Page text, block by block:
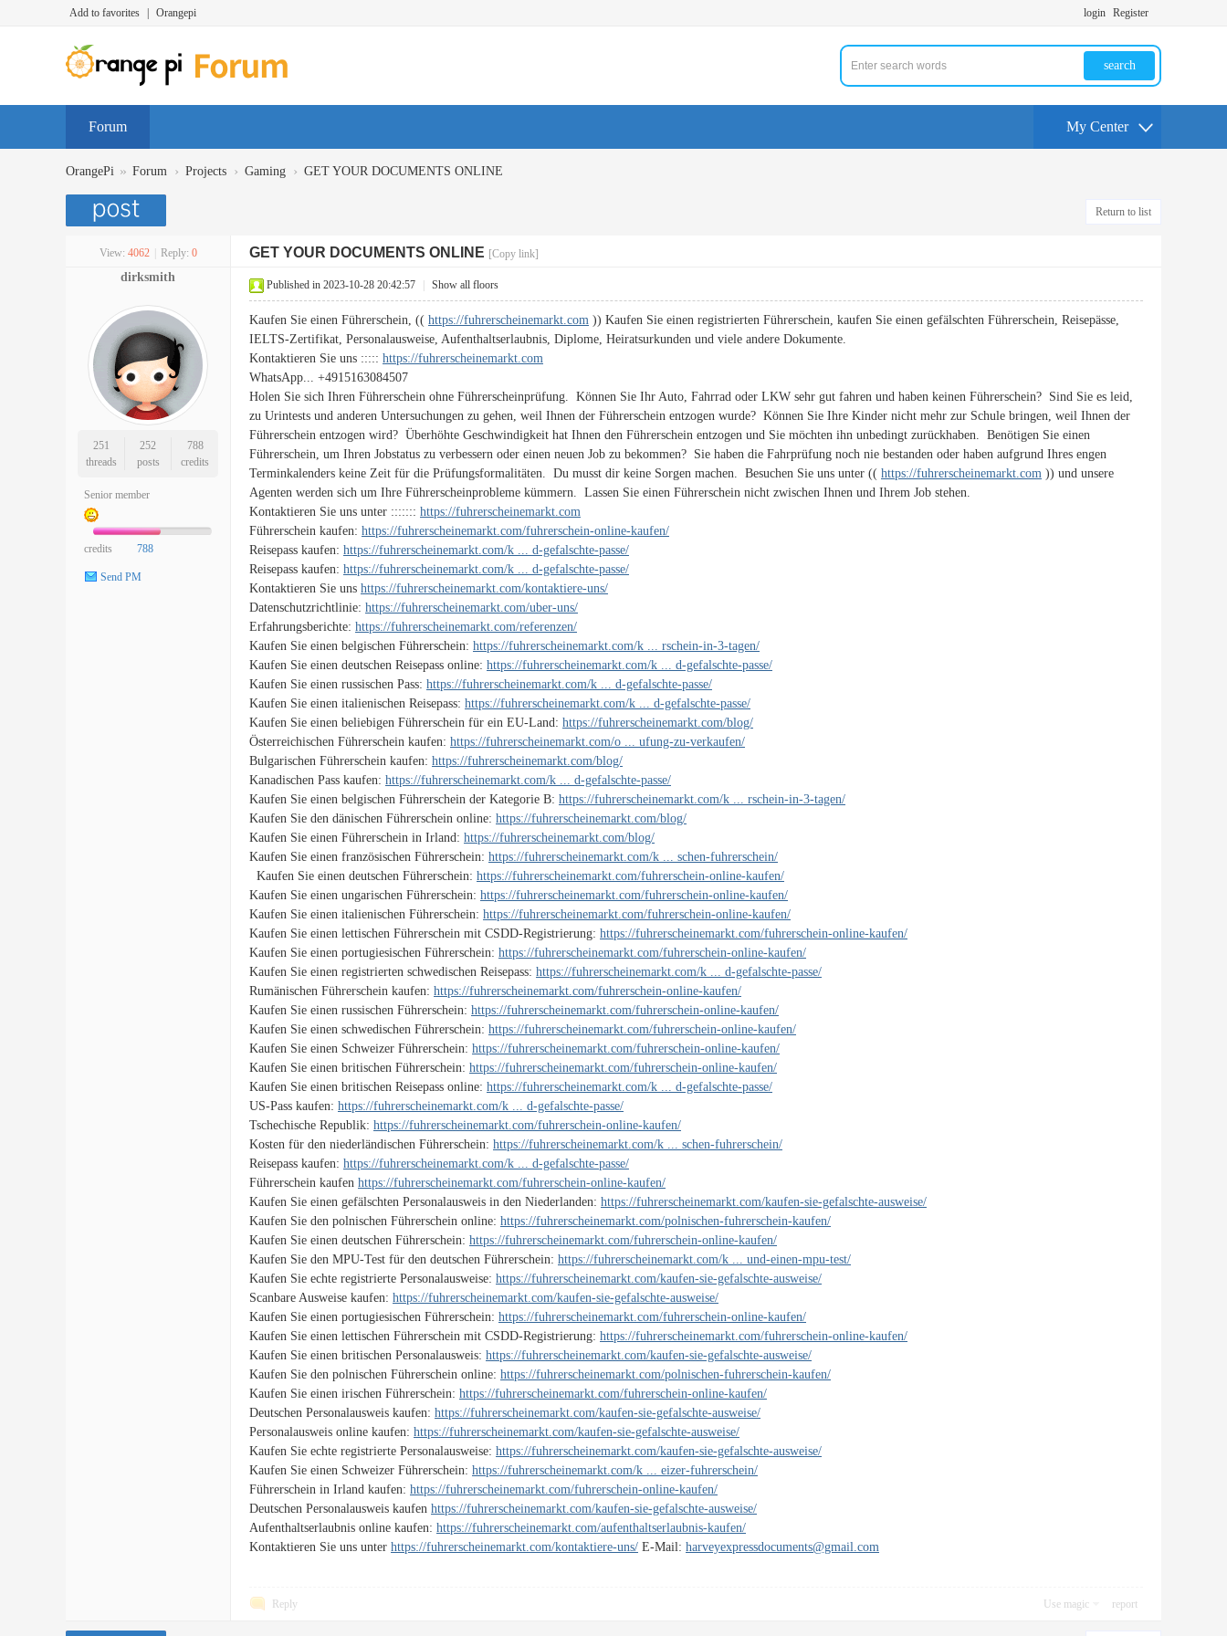
Add to favorites Orangepi login Register
search
Forum My Center
OrangePi » Forum › Projects › Gaming › GET YOUR DOCUMENTS ONLINE
Return to list
View: 4062 Reply: 0 GET YOUR DOCUMENTS ONLINE [Copy link]
dirksmith
251
threads
252
posts
788
credits
Senior member
credits 788
Send PM
Published in 2023-10-28 20:42:57 Show all floors
Kaufen Sie einen Führerschein, (( https://fuhrerscheinemarkt.com )) Kaufen Sie einen registrierten Führerschein, kaufen Sie einen gefälschten Führerschein, Reisepässe,
IELTS-Zertifikat, Personalausweise, Aufenthaltserlaubnis, Diplome, Heiratsurkunden und viele andere Dokumente.
Kontaktieren Sie uns ::::: https://fuhrerscheinemarkt.com
WhatsApp... +4915163084507
Holen Sie sich Ihren Führerschein ohne Führerscheinprüfung. Können Sie Ihr Auto, Fahrrad oder LKW sehr gut fahren und haben keinen Führerschein? Sind Sie es leid,
zu Urintests und anderen Untersuchungen zu gehen, weil Ihnen der Führerschein entzogen wurde? Können Sie Ihre Kinder nicht mehr zur Schule bringen, weil Ihnen der
Führerschein entzogen wird? Überhöhte Geschwindigkeit hat Ihnen den Führerschein entzogen und Sie möchten ihn unbedingt zurückhaben. Benötigen Sie einen
Führerschein, um Ihren Jobstatus zu verbessern oder einen neuen Job zu bekommen? Sie haben die Fahrprüfung noch nie bestanden oder haben aufgrund Ihres engen
Terminkalenders keine Zeit für die Prüfungsformalitäten. Du musst dir keine Sorgen machen. Besuchen Sie uns unter (( https://fuhrerscheinemarkt.com )) und unsere
Agenten werden sich um Ihre Führerscheinprobleme kümmern. Lassen Sie einen Führerschein nicht zwischen Ihnen und Ihrem Job stehen.
Kontaktieren Sie uns unter ::::::: https://fuhrerscheinemarkt.com
Führerschein kaufen: https://fuhrerscheinemarkt.com/fuhrerschein-online-kaufen/
Reisepass kaufen: https://fuhrerscheinemarkt.com/k ... d-gefalschte-passe/
Reisepass kaufen: https://fuhrerscheinemarkt.com/k ... d-gefalschte-passe/
Kontaktieren Sie uns https://fuhrerscheinemarkt.com/kontaktiere-uns/
Datenschutzrichtlinie: https://fuhrerscheinemarkt.com/uber-uns/
Erfahrungsberichte: https://fuhrerscheinemarkt.com/referenzen/
Kaufen Sie einen belgischen Führerschein: https://fuhrerscheinemarkt.com/k ... rschein-in-3-tagen/
Kaufen Sie einen deutschen Reisepass online: https://fuhrerscheinemarkt.com/k ... d-gefalschte-passe/
Kaufen Sie einen russischen Pass: https://fuhrerscheinemarkt.com/k ... d-gefalschte-passe/
Kaufen Sie einen italienischen Reisepass: https://fuhrerscheinemarkt.com/k ... d-gefalschte-passe/
Kaufen Sie einen beliebigen Führerschein für ein EU-Land: https://fuhrerscheinemarkt.com/blog/
Österreichischen Führerschein kaufen: https://fuhrerscheinemarkt.com/o ... ufung-zu-verkaufen/
Bulgarischen Führerschein kaufen: https://fuhrerscheinemarkt.com/blog/
Kanadischen Pass kaufen: https://fuhrerscheinemarkt.com/k ... d-gefalschte-passe/
Kaufen Sie einen belgischen Führerschein der Kategorie B: https://fuhrerscheinemarkt.com/k ... rschein-in-3-tagen/
Kaufen Sie den dänischen Führerschein online: https://fuhrerscheinemarkt.com/blog/
Kaufen Sie einen Führerschein in Irland: https://fuhrerscheinemarkt.com/blog/
Kaufen Sie einen französischen Führerschein: https://fuhrerscheinemarkt.com/k ... schen-fuhrerschein/
Kaufen Sie einen deutschen Führerschein: https://fuhrerscheinemarkt.com/fuhrerschein-online-kaufen/
Kaufen Sie einen ungarischen Führerschein: https://fuhrerscheinemarkt.com/fuhrerschein-online-kaufen/
Kaufen Sie einen italienischen Führerschein: https://fuhrerscheinemarkt.com/fuhrerschein-online-kaufen/
Kaufen Sie einen lettischen Führerschein mit CSDD-Registrierung: https://fuhrerscheinemarkt.com/fuhrerschein-online-kaufen/
Kaufen Sie einen portugiesischen Führerschein: https://fuhrerscheinemarkt.com/fuhrerschein-online-kaufen/
Kaufen Sie einen registrierten schwedischen Reisepass: https://fuhrerscheinemarkt.com/k ... d-gefalschte-passe/
Rumänischen Führerschein kaufen: https://fuhrerscheinemarkt.com/fuhrerschein-online-kaufen/
Kaufen Sie einen russischen Führerschein: https://fuhrerscheinemarkt.com/fuhrerschein-online-kaufen/
Kaufen Sie einen schwedischen Führerschein: https://fuhrerscheinemarkt.com/fuhrerschein-online-kaufen/
Kaufen Sie einen Schweizer Führerschein: https://fuhrerscheinemarkt.com/fuhrerschein-online-kaufen/
Kaufen Sie einen britischen Führerschein: https://fuhrerscheinemarkt.com/fuhrerschein-online-kaufen/
Kaufen Sie einen britischen Reisepass online: https://fuhrerscheinemarkt.com/k ... d-gefalschte-passe/
US-Pass kaufen: https://fuhrerscheinemarkt.com/k ... d-gefalschte-passe/
Tschechische Republik: https://fuhrerscheinemarkt.com/fuhrerschein-online-kaufen/
Kosten für den niederländischen Führerschein: https://fuhrerscheinemarkt.com/k ... schen-fuhrerschein/
Reisepass kaufen: https://fuhrerscheinemarkt.com/k ... d-gefalschte-passe/
Führerschein kaufen https://fuhrerscheinemarkt.com/fuhrerschein-online-kaufen/
Kaufen Sie einen gefälschten Personalausweis in den Niederlanden: https://fuhrerscheinemarkt.com/kaufen-sie-gefalschte-ausweise/
Kaufen Sie den polnischen Führerschein online: https://fuhrerscheinemarkt.com/polnischen-fuhrerschein-kaufen/
Kaufen Sie einen deutschen Führerschein: https://fuhrerscheinemarkt.com/fuhrerschein-online-kaufen/
Kaufen Sie den MPU-Test für den deutschen Führerschein: https://fuhrerscheinemarkt.com/k ... und-einen-mpu-test/
Kaufen Sie echte registrierte Personalausweise: https://fuhrerscheinemarkt.com/kaufen-sie-gefalschte-ausweise/
Scanbare Ausweise kaufen: https://fuhrerscheinemarkt.com/kaufen-sie-gefalschte-ausweise/
Kaufen Sie einen portugiesischen Führerschein: https://fuhrerscheinemarkt.com/fuhrerschein-online-kaufen/
Kaufen Sie einen lettischen Führerschein mit CSDD-Registrierung: https://fuhrerscheinemarkt.com/fuhrerschein-online-kaufen/
Kaufen Sie einen britischen Personalausweis: https://fuhrerscheinemarkt.com/kaufen-sie-gefalschte-ausweise/
Kaufen Sie den polnischen Führerschein online: https://fuhrerscheinemarkt.com/polnischen-fuhrerschein-kaufen/
Kaufen Sie einen irischen Führerschein: https://fuhrerscheinemarkt.com/fuhrerschein-online-kaufen/
Deutschen Personalausweis kaufen: https://fuhrerscheinemarkt.com/kaufen-sie-gefalschte-ausweise/
Personalausweis online kaufen: https://fuhrerscheinemarkt.com/kaufen-sie-gefalschte-ausweise/
Kaufen Sie echte registrierte Personalausweise: https://fuhrerscheinemarkt.com/kaufen-sie-gefalschte-ausweise/
Kaufen Sie einen Schweizer Führerschein: https://fuhrerscheinemarkt.com/k ... eizer-fuhrerschein/
Führerschein in Irland kaufen: https://fuhrerscheinemarkt.com/fuhrerschein-online-kaufen/
Deutschen Personalausweis kaufen https://fuhrerscheinemarkt.com/kaufen-sie-gefalschte-ausweise/
Aufenthaltserlaubnis online kaufen: https://fuhrerscheinemarkt.com/aufenthaltserlaubnis-kaufen/
Kontaktieren Sie uns unter https://fuhrerscheinemarkt.com/kontaktiere-uns/ E-Mail: harveyexpressdocuments@gmail.com
Reply Use magic report